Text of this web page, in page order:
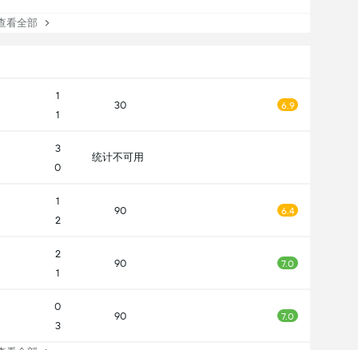
看全部
1
1
30 6.9
3
0
统计不可用
1
2
90 6.4
2
1
90 7.0
0
3
90 7.0